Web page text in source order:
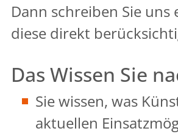
Dann schreiben Sie uns
diese direkt
Das Wissen Sie
Sie wissen, was
aktuellen